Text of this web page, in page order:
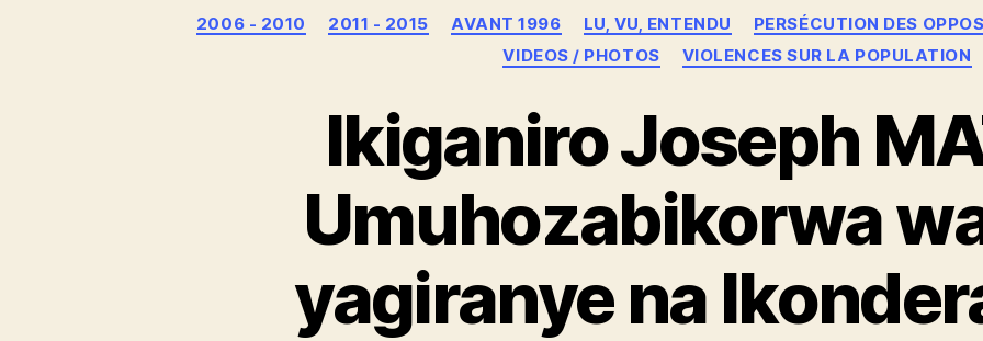
Catégories
2006 - 2010 2011 - 2015 AVANT 1996 LU, VU, ENTENDU PERSÉCUTION DES
VIDEOS / PHOTOS
VIOLENCES SUR LA POPULATION
Ikiganiro Joseph
Umuhozabikorwa
yagiranye na